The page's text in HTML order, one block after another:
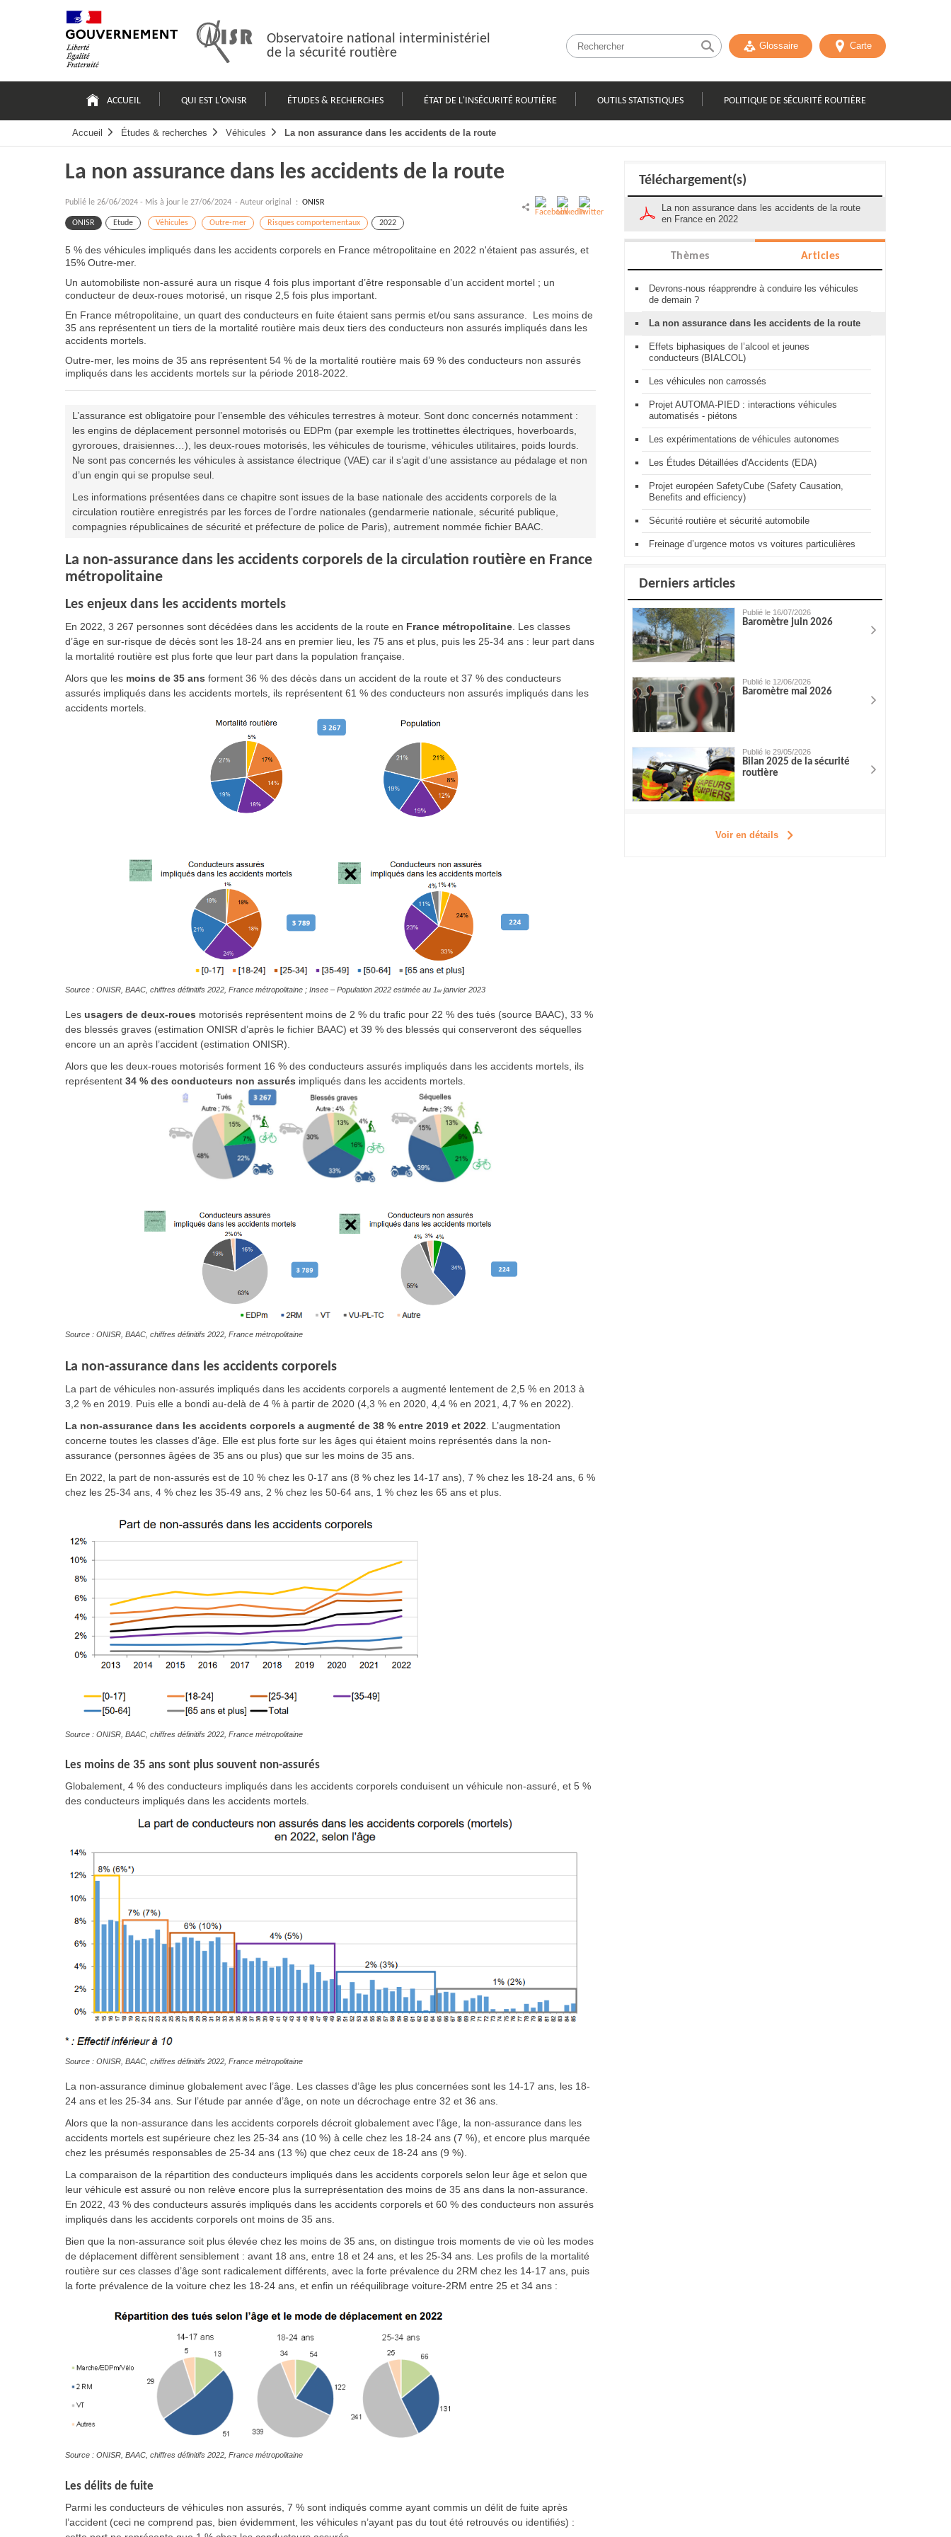
Observatoire national interministériel
de la sécurité routière
Glossaire Carte
principale
ACCUEIL QUI EST L'ONISR ÉTUDES & RECHERCHES ÉTAT DE L'INSÉCURITÉ ROUTIÈRE OUTILS STATISTIQUES POLITIQUE DE SÉCURITÉ ROUTIÈRE
Accueil Études & recherches Véhicules La non assurance dans les accidents de la route
La non assurance dans les accidents de la route
Publié le 26/06/2024 - Mis à jour le 27/06/2024 - Auteur original : ONISR
ONISR Etude Véhicules Outre-mer Risques comportementaux 2022
5 % des véhicules impliqués dans les accidents corporels en France métropolitaine en 2022 n'étaient pas assurés, et
15% Outre-mer.
Un automobiliste non-assuré aura un risque 4 fois plus important d’être responsable d’un accident mortel ; un
conducteur de deux-roues motorisé, un risque 2,5 fois plus important.
En France métropolitaine, un quart des conducteurs en fuite étaient sans permis et/ou sans assurance. Les moins de
35 ans représentent un tiers de la mortalité routière mais deux tiers des conducteurs non assurés impliqués dans les
accidents mortels.
Outre-mer, les moins de 35 ans représentent 54 % de la mortalité routière mais 69 % des conducteurs non assurés
impliqués dans les accidents mortels sur la période 2018-2022.
L’assurance est obligatoire pour l’ensemble des véhicules terrestres à moteur. Sont donc concernés notamment :
les engins de déplacement personnel motorisés ou EDPm (par exemple les trottinettes électriques, hoverboards,
gyroroues, draisiennes…), les deux-roues motorisés, les véhicules de tourisme, véhicules utilitaires, poids lourds.
Ne sont pas concernés les véhicules à assistance électrique (VAE) car il s’agit d’une assistance au pédalage et non
d’un engin qui se propulse seul.
Les informations présentées dans ce chapitre sont issues de la base nationale des accidents corporels de la
circulation routière enregistrés par les forces de l’ordre nationales (gendarmerie nationale, sécurité publique,
compagnies républicaines de sécurité et préfecture de police de Paris), autrement nommée fichier BAAC.
La non-assurance dans les accidents corporels de la circulation routière en France
métropolitaine
Les enjeux dans les accidents mortels
En 2022, 3 267 personnes sont décédées dans les accidents de la route en France métropolitaine . Les classes
d’âge en sur-risque de décès sont les 18-24 ans en premier lieu, les 75 ans et plus, puis les 25-34 ans : leur part dans
la mortalité routière est plus forte que leur part dans la population française.
Alors que les moins de 35 ans forment 36 % des décès dans un accident de la route et 37 % des conducteurs
assurés impliqués dans les accidents mortels, ils représentent 61 % des conducteurs non assurés impliqués dans les
accidents mortels.
Source : ONISR, BAAC, chiffres définitifs 2022, France métropolitaine ; Insee – Population 2022 estimée au 1er janvier 2023
Les usagers de deux-roues motorisés représentent moins de 2 % du trafic pour 22 % des tués (source BAAC), 33 %
des blessés graves (estimation ONISR d’après le fichier BAAC) et 39 % des blessés qui conserveront des séquelles
encore un an après l’accident (estimation ONISR).
Alors que les deux-roues motorisés forment 16 % des conducteurs assurés impliqués dans les accidents mortels, ils
représentent 34 % des conducteurs non assurés impliqués dans les accidents mortels.
Source : ONISR, BAAC, chiffres définitifs 2022, France métropolitaine
La non-assurance dans les accidents corporels
La part de véhicules non-assurés impliqués dans les accidents corporels a augmenté lentement de 2,5 % en 2013 à
3,2 % en 2019. Puis elle a bondi au-delà de 4 % à partir de 2020 (4,3 % en 2020, 4,4 % en 2021, 4,7 % en 2022).
La non-assurance dans les accidents corporels a augmenté de 38 % entre 2019 et 2022 . L’augmentation
concerne toutes les classes d’âge. Elle est plus forte sur les âges qui étaient moins représentés dans la non-
assurance (personnes âgées de 35 ans ou plus) que sur les moins de 35 ans.
En 2022, la part de non-assurés est de 10 % chez les 0-17 ans (8 % chez les 14-17 ans), 7 % chez les 18-24 ans, 6 %
chez les 25-34 ans, 4 % chez les 35-49 ans, 2 % chez les 50-64 ans, 1 % chez les 65 ans et plus.
Source : ONISR, BAAC, chiffres définitifs 2022, France métropolitaine
Les moins de 35 ans sont plus souvent non-assurés
Globalement, 4 % des conducteurs impliqués dans les accidents corporels conduisent un véhicule non-assuré, et 5 %
des conducteurs impliqués dans les accidents mortels.
Source : ONISR, BAAC, chiffres définitifs 2022, France métropolitaine
La non-assurance diminue globalement avec l’âge. Les classes d’âge les plus concernées sont les 14-17 ans, les 18-
24 ans et les 25-34 ans. Sur l’étude par année d’âge, on note un décrochage entre 32 et 36 ans.
Alors que la non-assurance dans les accidents corporels décroit globalement avec l’âge, la non-assurance dans les
accidents mortels est supérieure chez les 25-34 ans (10 %) à celle chez les 18-24 ans (7 %), et encore plus marquée
chez les présumés responsables de 25-34 ans (13 %) que chez ceux de 18-24 ans (9 %).
La comparaison de la répartition des conducteurs impliqués dans les accidents corporels selon leur âge et selon que
leur véhicule est assuré ou non relève encore plus la surreprésentation des moins de 35 ans dans la non-assurance.
En 2022, 43 % des conducteurs assurés impliqués dans les accidents corporels et 60 % des conducteurs non assurés
impliqués dans les accidents corporels ont moins de 35 ans.
Bien que la non-assurance soit plus élevée chez les moins de 35 ans, on distingue trois moments de vie où les modes
de déplacement diffèrent sensiblement : avant 18 ans, entre 18 et 24 ans, et les 25-34 ans. Les profils de la mortalité
routière sur ces classes d’âge sont radicalement différents, avec la forte prévalence du 2RM chez les 14-17 ans, puis
la forte prévalence de la voiture chez les 18-24 ans, et enfin un rééquilibrage voiture-2RM entre 25 et 34 ans :
Source : ONISR, BAAC, chiffres définitifs 2022, France métropolitaine
Les délits de fuite
Parmi les conducteurs de véhicules non assurés, 7 % sont indiqués comme ayant commis un délit de fuite après
l’accident (ceci ne comprend pas, bien évidemment, les véhicules n’ayant pas du tout été retrouvés ou identifiés) :
Téléchargement(s)
La non assurance dans les accidents de la route
en France en 2022
Thèmes Articles
Devrons-nous réapprendre à conduire les véhicules
de demain ?
La non assurance dans les accidents de la route
Effets biphasiques de l’alcool et jeunes
conducteurs (BIALCOL)
Les véhicules non carrossés
Projet AUTOMA-PIED : interactions véhicules
automatisés - piétons
Les expérimentations de véhicules autonomes
Les Études Détaillées d'Accidents (EDA)
Projet européen SafetyCube (Safety Causation,
Benefits and efficiency)
Sécurité routière et sécurité automobile
Freinage d’urgence motos vs voitures particulières
Derniers articles
Publié le 16/07/2026
Baromètre juin 2026
Publié le 12/06/2026
Baromètre mai 2026
Publié le 29/05/2026
Bilan 2025 de la sécurité
routière
Voir en détails